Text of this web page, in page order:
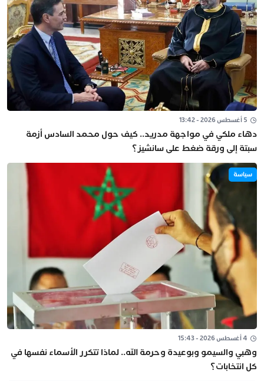
5 أغسطس 2026 - 13:42
دهاء ملكي في مواجهة مدريد.. كيف حول محمد السادس أزمة
سبتة إلى ورقة ضغط على سانشيز؟
سياسة
4 أغسطس 2026 - 15:43
وهبي والسيمو وبوعيدة وحرمة الله.. لماذا تتكرر الأسماء نفسها في
كل انتخابات؟